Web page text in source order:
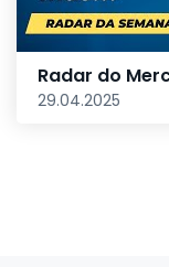
Radar do
29.04.2025